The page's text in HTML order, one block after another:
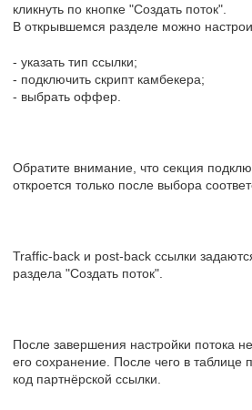
кликнуть по кнопке "Создать поток".
В открывшемся разделе можно
- указать тип ссылки;
- подключить скрипт камбекера;
- выбрать оффер.
Обратите внимание, что секция
откроется только после выбора
Traffic-back и post-back ссылки
раздела "Создать поток".
После завершения настройки потока
его сохранение. После чего в таблице
код партнёрской ссылки.